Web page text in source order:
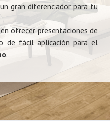
gran diferenciador para tu
ofrecer presentaciones de
de fácil aplicación para el
.